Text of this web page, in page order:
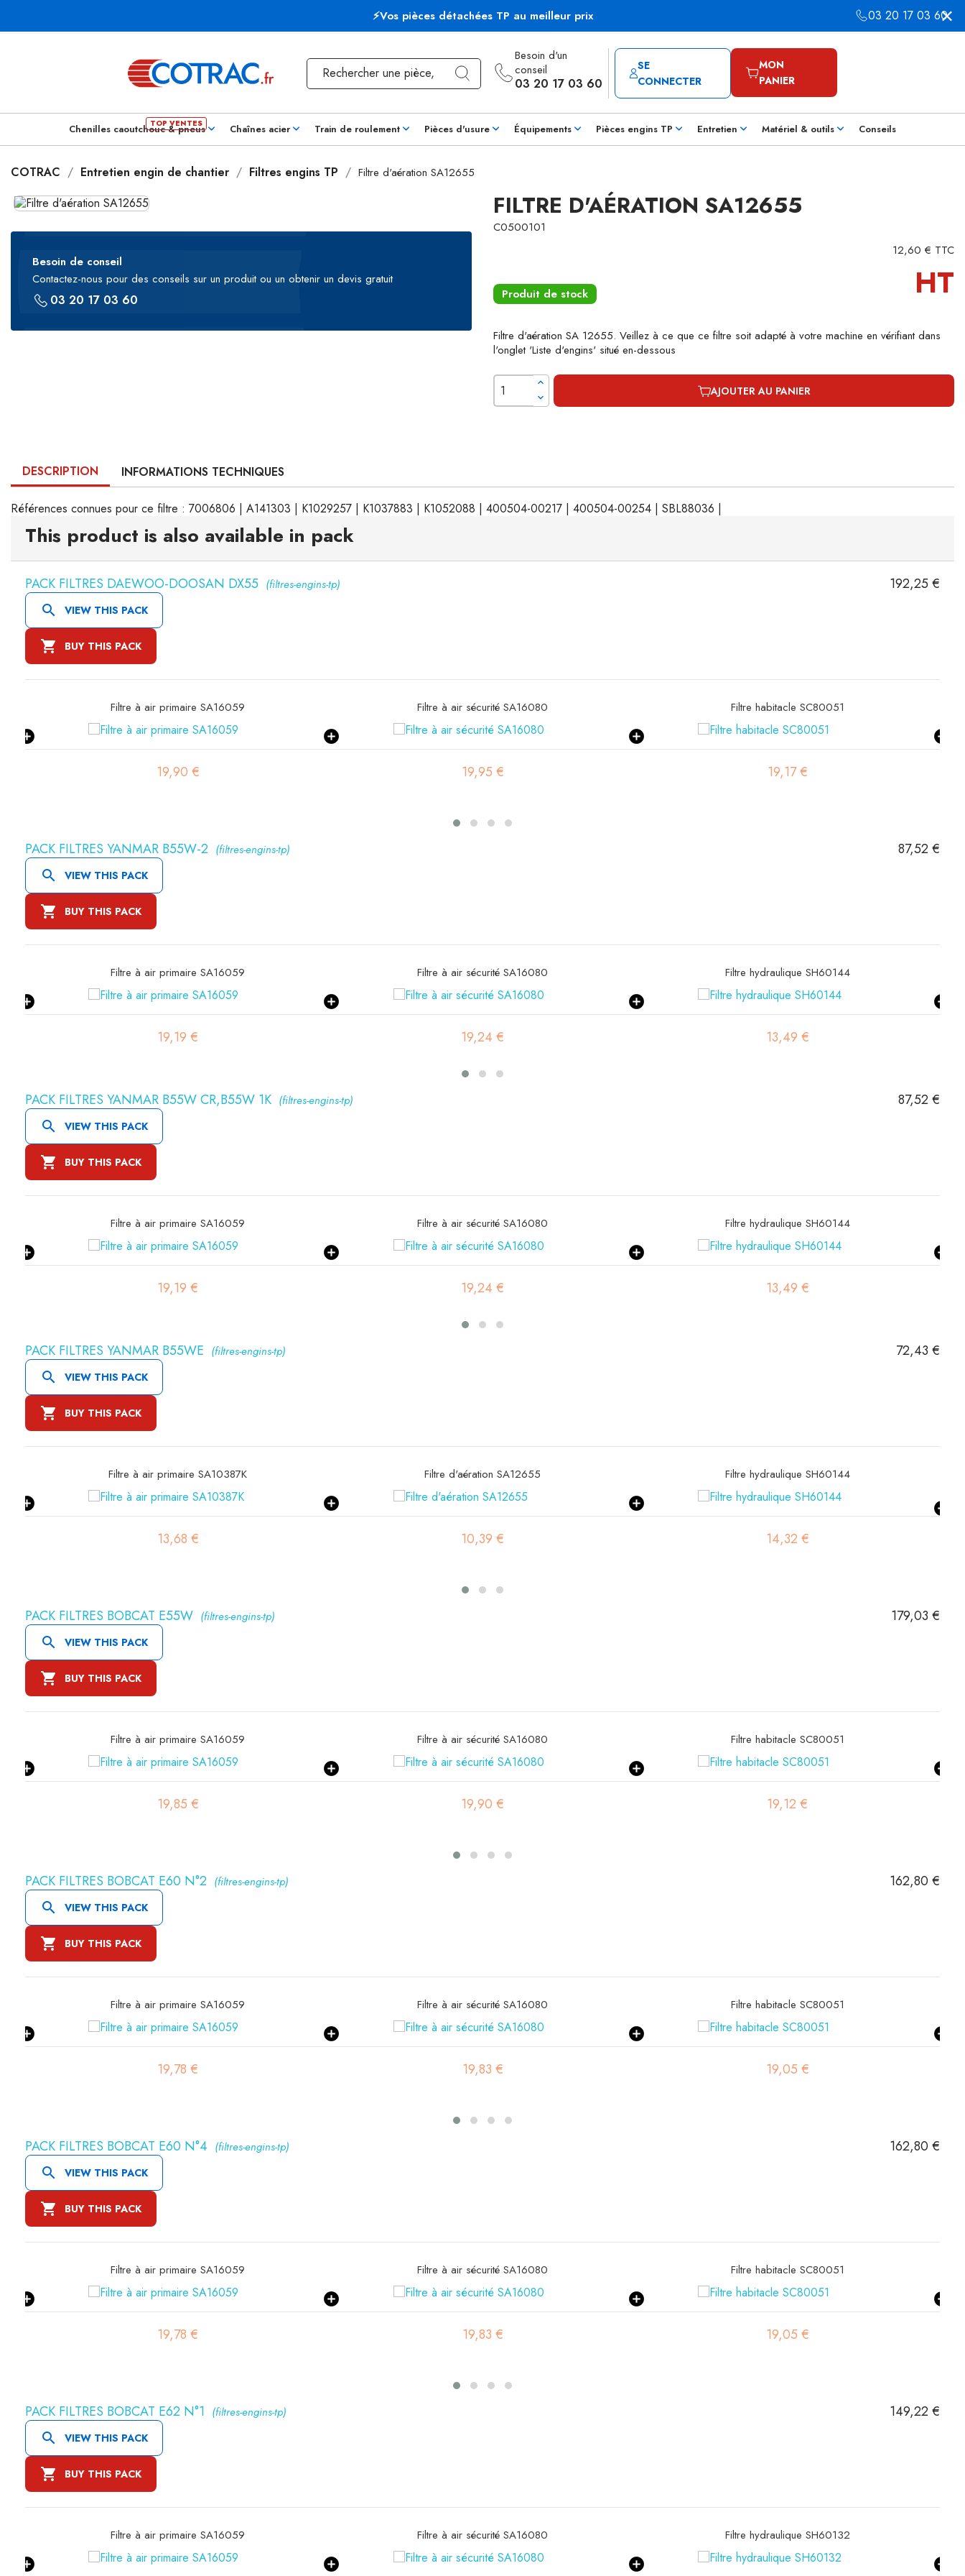
⚡Vos pièces détachées TP au meilleur prix 03 20 17 03 60
Besoin d'un
conseil
03 20 17 03 60
SE
CONNECTER
MON
PANIER
Chenilles caoutchouc & pneus Chaînes acier Train de roulement Pièces d'usure Équipements Pièces engins TP Entretien Matériel & outils Conseils
COTRAC Entretien engin de chantier Filtres engins TP Filtre d'aération SA12655
Besoin de conseil
Contactez-nous pour des conseils sur un produit ou un obtenir un devis gratuit
03 20 17 03 60
FILTRE D'AÉRATION SA12655
C0500101
12,60 € TTC
Produit de stock HT
Filtre d'aération SA 12655. Veillez à ce que ce filtre soit adapté à votre machine en vérifiant dans
l'onglet 'Liste d'engins' situé en-dessous
AJOUTER AU PANIER
DESCRIPTION INFORMATIONS TECHNIQUES
Références connues pour ce filtre : 7006806 | A141303 | K1029257 | K1037883 | K1052088 | 400504-00217 | 400504-00254 | SBL88036 |
This product is also available in pack
PACK FILTRES DAEWOO-DOOSAN DX55 (filtres-engins-tp)
 VIEW THIS PACK
 BUY THIS PACK
192,25 €
Filtre à air primaire SA16059
19,90 €
Filtre à air sécurité SA16080
19,95 €
Filtre habitacle SC80051
19,17 €
PACK FILTRES YANMAR B55W-2 (filtres-engins-tp)
 VIEW THIS PACK
 BUY THIS PACK
87,52 €
Filtre à air primaire SA16059
19,19 €
Filtre à air sécurité SA16080
19,24 €
Filtre hydraulique SH60144
13,49 €
PACK FILTRES YANMAR B55W CR,B55W 1K (filtres-engins-tp)
 VIEW THIS PACK
 BUY THIS PACK
87,52 €
Filtre à air primaire SA16059
19,19 €
Filtre à air sécurité SA16080
19,24 €
Filtre hydraulique SH60144
13,49 €
PACK FILTRES YANMAR B55WE (filtres-engins-tp)
 VIEW THIS PACK
 BUY THIS PACK
72,43 €
Filtre à air primaire SA10387K
13,68 €
Filtre d'aération SA12655
10,39 €
Filtre hydraulique SH60144
14,32 €
PACK FILTRES BOBCAT E55W (filtres-engins-tp)
 VIEW THIS PACK
 BUY THIS PACK
179,03 €
Filtre à air primaire SA16059
19,85 €
Filtre à air sécurité SA16080
19,90 €
Filtre habitacle SC80051
19,12 €
PACK FILTRES BOBCAT E60 N°2 (filtres-engins-tp)
 VIEW THIS PACK
 BUY THIS PACK
162,80 €
Filtre à air primaire SA16059
19,78 €
Filtre à air sécurité SA16080
19,83 €
Filtre habitacle SC80051
19,05 €
PACK FILTRES BOBCAT E60 N°4 (filtres-engins-tp)
 VIEW THIS PACK
 BUY THIS PACK
162,80 €
Filtre à air primaire SA16059
19,78 €
Filtre à air sécurité SA16080
19,83 €
Filtre habitacle SC80051
19,05 €
PACK FILTRES BOBCAT E62 N°1 (filtres-engins-tp)
 VIEW THIS PACK
 BUY THIS PACK
149,22 €
Filtre à air primaire SA16059 Filtre à air sécurité SA16080 Filtre hydraulique SH60132